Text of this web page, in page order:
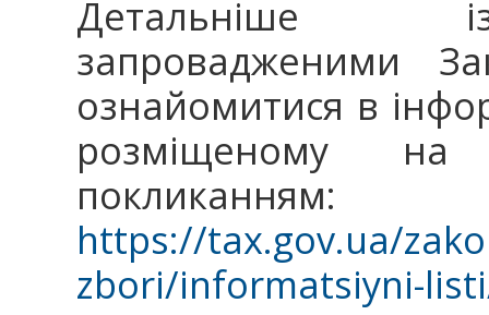
Детальніше
запровадженими
ознайомитися в
розміщеному
покликанням:
https://tax.gov.ua/
zbori/informatsiyni-